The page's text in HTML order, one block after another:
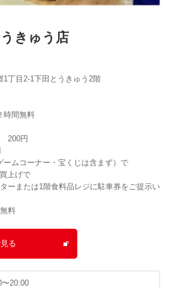
きゅう店
1丁目2-1下田とうきゅう2階
時間無料
200円
ームコーナー・宝くじは含まず）で
上げで
ーまたは1階食料品レジに駐車券をご提示い
料
る
〜20:00